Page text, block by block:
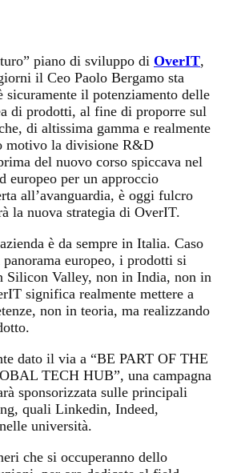
piano di sviluppo di OverIT,
il Ceo Paolo Bergamo sta
sicuramente il potenziamento delle
di prodotti, al fine di proporre sul
di altissima gamma e realmente
motivo la divisione R&D
del nuovo corso spiccava nel
europeo per un approccio
all’avanguardia, è oggi fulcro
la nuova strategia di OverIT.
è da sempre in Italia. Caso
europeo, i prodotti si
Silicon Valley, non in India, non in
significa realmente mettere a
non in teoria, ma realizzando
dato il via a “BE PART OF THE
TECH HUB”, una campagna
sponsorizzata sulle principali
quali Linkedin, Indeed,
università.
che si occuperanno dello